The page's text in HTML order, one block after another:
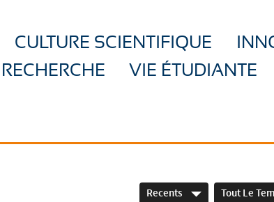
CULTURE SCIENTIFIQUE
VIE ÉTUDIANTE
Recents Tout Le